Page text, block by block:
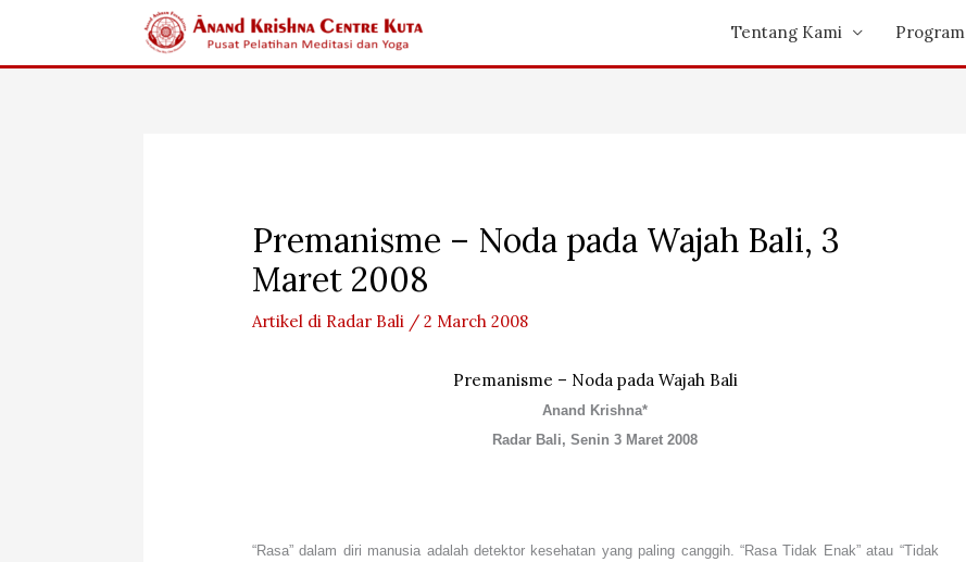
content
Tentang Kami Program
Premanisme – Noda pada Wajah Bali, 3
Maret 2008
Artikel di Radar Bali /2 March 2008
Premanisme – Noda pada Wajah Bali
Anand Krishna*
Radar Bali, Senin 3 Maret 2008
“Rasa” dalam diri manusia adalah detektor kesehatan yang paling canggih. “Rasa Tidak Enak” atau “Tidak